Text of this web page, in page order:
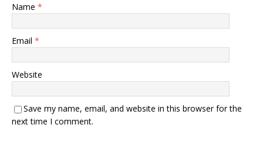
Name *
Email *
Website
Save my name, email, and website in this browser for the
next time I comment.